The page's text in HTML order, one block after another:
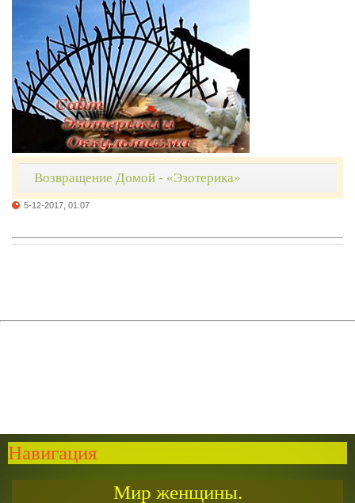
Возвращение Домой - «Эзотерика»
5-12-2017, 01:07
Навигация
Мир женщины.